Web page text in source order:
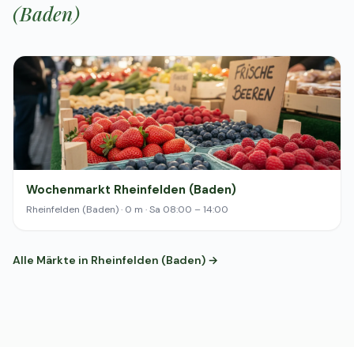
(Baden)
Wochenmarkt Rheinfelden (Baden)
Rheinfelden (Baden) · 0 m · Sa 08:00 – 14:00
Alle Märkte in Rheinfelden (Baden) →